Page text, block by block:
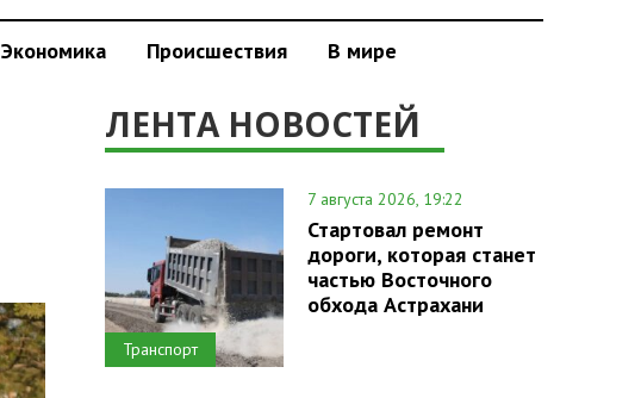
Экономика Происшествия В мире
ЛЕНТА НОВОСТЕЙ
Транспорт
7 августа 2026, 19:22
Стартовал ремонт
дороги, которая станет
частью Восточного
обхода Астрахани